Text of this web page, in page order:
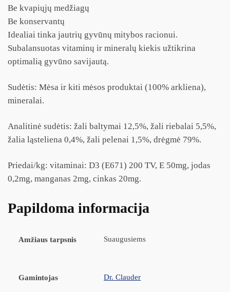
Be kvapiųjų medžiagų
Be konservantų
Idealiai tinka jautrių gyvūnų mitybos racionui.
Subalansuotas vitaminų ir mineralų kiekis užtikrina
optimalią gyvūno savijautą.
Sudėtis: Mėsa ir kiti mėsos produktai (100% arkliena),
mineralai.
Analitinė sudėtis: žali baltymai 12,5%, žali riebalai 5,5%,
žalia ląsteliena 0,4%, žali pelenai 1,5%, drėgmė 79%.
Priedai/kg: vitaminai: D3 (E671) 200 TV, E 50mg, jodas
0,2mg, manganas 2mg, cinkas 20mg.
Papildoma informacija
Amžiaus tarpsnis Suaugusiems
Gamintojas Dr. Clauder